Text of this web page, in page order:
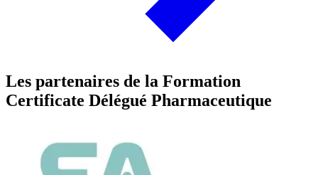
Les partenaires de la Formation
Certificate Délégué Pharmaceutique